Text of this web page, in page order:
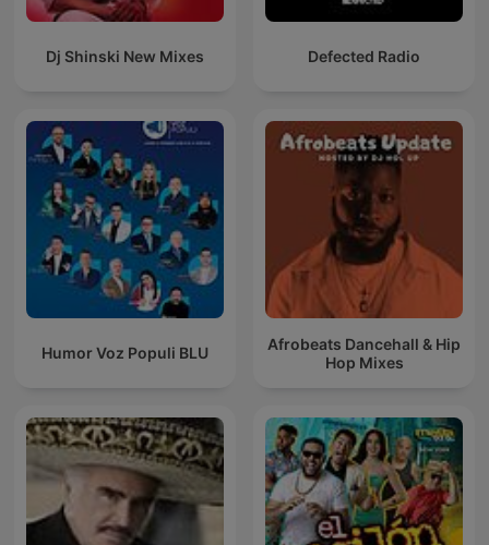
Dj Shinski New Mixes Defected Radio
Humor Voz Populi BLU
Afrobeats Dancehall & Hip
Hop Mixes